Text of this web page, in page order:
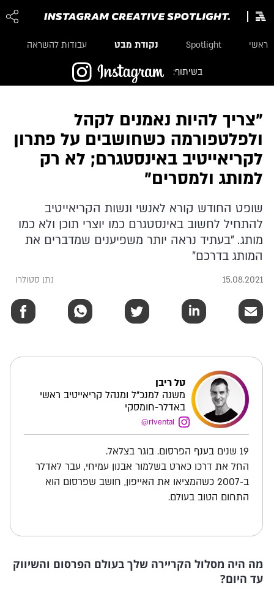
בשיתוף:
ראשי Spotlight נקודת מבט עבודות להשראה
"צריך להיות נאמנים לקהל
ולפלטפורמה כשחושבים על פתרון
לקריאייטיב באינסטגרם; לא רק
למותג ולמסרים"
שופט החודש קורא לאנשי ונשות הקריאייטיב
להתחיל לחשוב באינסטגרם כמו יוצרי תוכן ולא כמו
מותג. "בעתיד נראה יותר משפיענים שמדברים את
המותג בדרכם"
15.08.2021 נתן סטולרו
טל ריבן
משנה למנכ"ל ומנהל קריאייטיב ראשי
באדלר-חומסקי
rivental@
19 שנים בענף הפרסום. בוגר בצלאל.
החל את דרכו כארט בשלמור אבנון עמיחי, עבר לאדלר
ב-2007 כשהמציאו את האייפון, חושב שפרסום הוא
התחום הטוב בעולם.
מה היה מסלול הקריירה שלך בעולם הפרסום והשיווק
עד היום?